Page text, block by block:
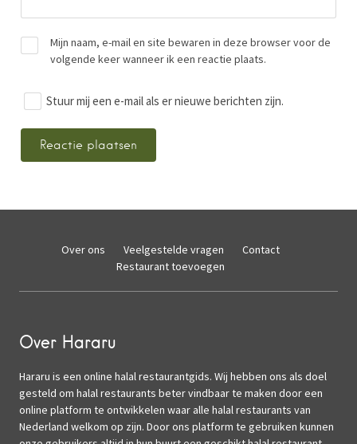
Mijn naam, e-mail en site bewaren in deze browser voor de
volgende keer wanneer ik een reactie plaats.
Stuur mij een e-mail als er nieuwe berichten zijn.
Over ons Veelgestelde vragen
Contact
Restaurant toevoegen
Over Hararu
Hararu is een online halal restaurantgids. Wij hebben ons als doel
gesteld om halal restaurants beter vindbaar te maken door een
online platform te ontwikkelen waar alle halal restaurants van
Nederland welkom op zijn. Door ons platform te gebruiken kunnen